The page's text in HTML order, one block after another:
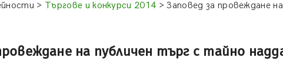
> Търгове и конкурси 2014 > Заповед за провеждане
на публичен търг с тайно